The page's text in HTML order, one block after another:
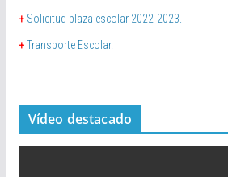
+ Solicitud plaza escolar 2022-2023.
+Transporte Escolar.
Vídeo destacado